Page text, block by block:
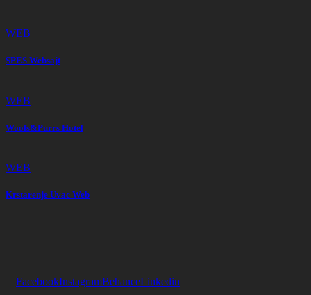
WEB
SPES Websajt
WEB
Woofs&Purrs Hotel
WEB
Krstarenje Uvac Web
FacebookInstagramBehanceLinkedin